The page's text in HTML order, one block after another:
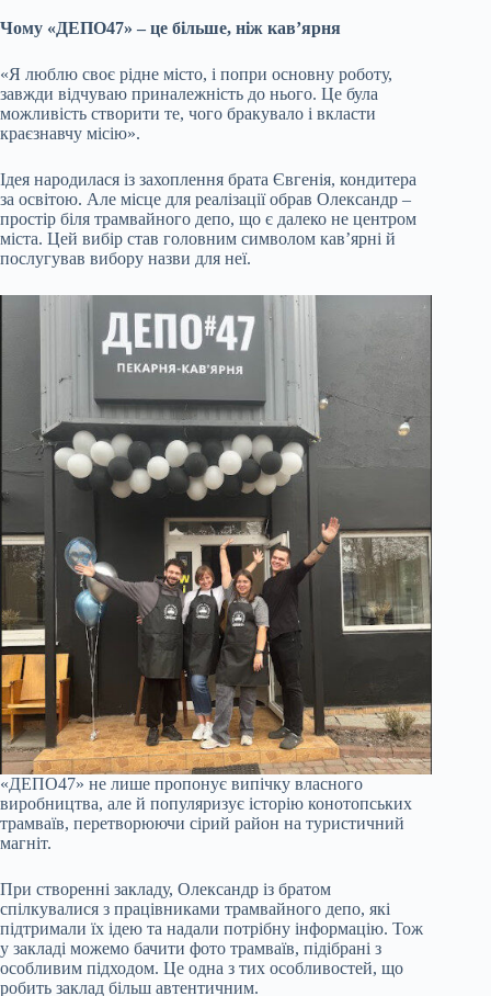
Чому «ДЕПО47» – це більше, ніж кав’ярня
«Я люблю своє рідне місто, і попри основну роботу,
завжди відчуваю приналежність до нього. Це була
можливість створити те, чого бракувало і вкласти
краєзнавчу місію».
Ідея народилася із захоплення брата Євгенія, кондитера
за освітою. Але місце для реалізації обрав Олександр –
простір біля трамвайного депо, що є далеко не центром
міста. Цей вибір став головним символом кав’ярні й
послугував вибору назви для неї.
«ДЕПО47» не лише пропонує випічку власного
виробництва, але й популяризує історію конотопських
трамваїв, перетворюючи сірий район на туристичний
магніт.
При створенні закладу, Олександр із братом
спілкувалися з працівниками трамвайного депо, які
підтримали їх ідею та надали потрібну інформацію. Тож
у закладі можемо бачити фото трамваїв, підібрані з
особливим підходом. Це одна з тих особливостей, що
робить заклад більш автентичним.